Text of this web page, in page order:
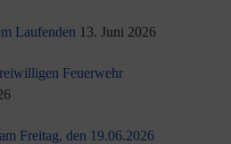
Laufenden 13. Juni 2026
Feuerwehr
Freitag, den 19.06.2026